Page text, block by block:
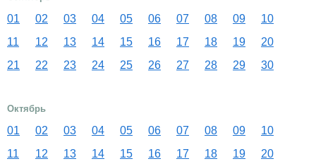
01 02 03 04 05 06 07 08 09
10
11
12 13 14 15 16 17 18 19
20
21
22 23 24 25 26 27 28 29 30
Октябрь
01 02 03 04 05 06 07 08 09
10
11
12 13 14 15 16 17 18 19
20